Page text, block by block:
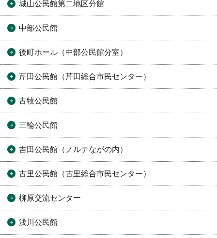
城山公民館第二地区分館
中部公民館
後町ホール（中部公民館分室）
芹田公民館（芹田総合市民センター）
古牧公民館
三輪公民館
吉田公民館（ノルテながの内）
古里公民館（古里総合市民センター）
柳原交流センター
浅川公民館